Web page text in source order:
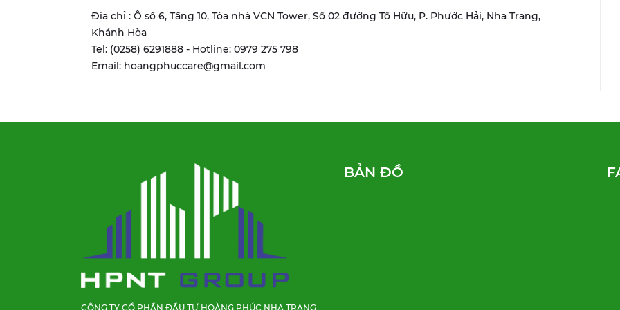
Địa chỉ : Ô số 6, Tầng 10, Tòa nhà VCN Tower, Số 02 đường Tố Hữu, P. Phước Hải, Nha Trang,
Khánh Hòa
Tel: (0258) 6291888 - Hotline: 0979 275 798
Email: hoangphuccare@gmail.com
CÔNG TY CỔ PHẦN ĐẦU TƯ HOÀNG PHÚC NHA TRANG
BẢN ĐỒ